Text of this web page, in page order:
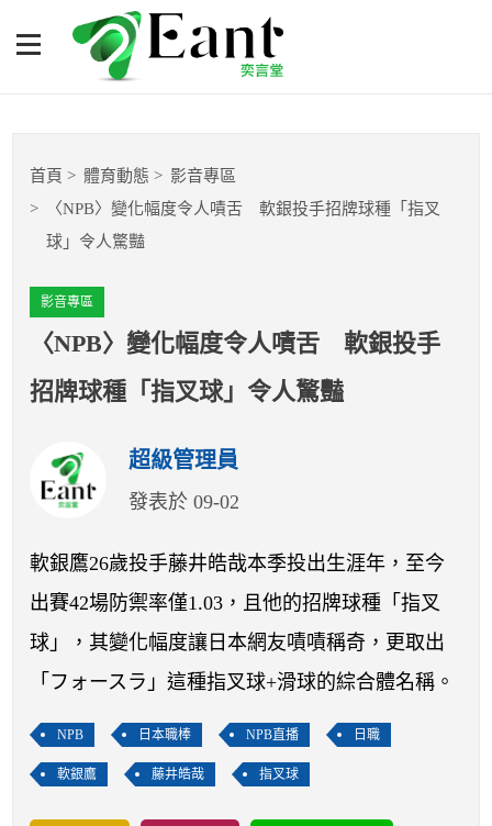
〈NPB〉變化幅度令人嘖
舌 軟銀投手招牌球種「指
籃球
棒球
球隊數據
開賽列表
運彩教學專區
首頁 體育動態
影音專區
〈NPB〉變化幅度令人嘖舌 軟銀投手招牌球種「指叉
球」令人驚豔
影音專區
〈NPB〉變化幅度令人嘖舌 軟銀投手
招牌球種「指叉球」令人驚豔
超級管理員
發表於 09-02
軟銀鷹26歲投手藤井皓哉本季投出生涯年，至今
出賽42場防禦率僅1.03，且他的招牌球種「指叉
球」，其變化幅度讓日本網友嘖嘖稱奇，更取出
「フォースラ」這種指叉球+滑球的綜合體名稱。
NPB 日本職棒 NPB直播 日職
軟銀鷹 藤井皓哉 指叉球